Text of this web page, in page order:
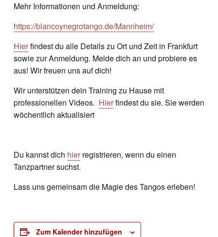
Mehr Informationen und Anmeldung:
https://blancoynegrotango.de/Mannheim/
Hierfindest du alle Details zu Ort und Zeit in Frankfurt
sowie zur Anmeldung. Melde dich an und probiere es
aus! Wir freuen uns auf dich!
Wir unterstützen dein Training zu Hause mit
professionellen Videos. Hierfindest du sie. Sie werden
wöchentlich aktualisiert
Du kannst dich hier registrieren, wenn du einen
Tanzpartner suchst.
Lass uns gemeinsam die Magie des Tangos erleben!
Zum Kalender hinzufügen